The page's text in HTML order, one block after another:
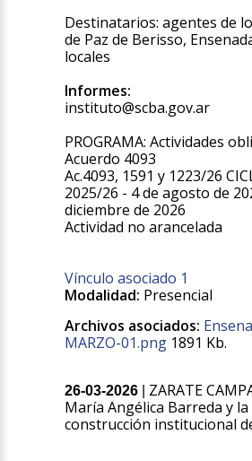
Destinatarios: agentes de
de Paz de Berisso,
locales
Informes:
instituto@scba.gov.ar
PROGRAMA: Actividades
Acuerdo 4093
Ac.4093, 1591 y 1223/26
2025/26 - 4 de agosto de
diciembre de 2026
Actividad no arancelada
Vínculo asociado 1
Modalidad: Presencial
Archivos asociados:
MARZO-01.png 1891 Kb.
26-03-2026
ZARATE
María Angélica Barreda y la
construcción institucional